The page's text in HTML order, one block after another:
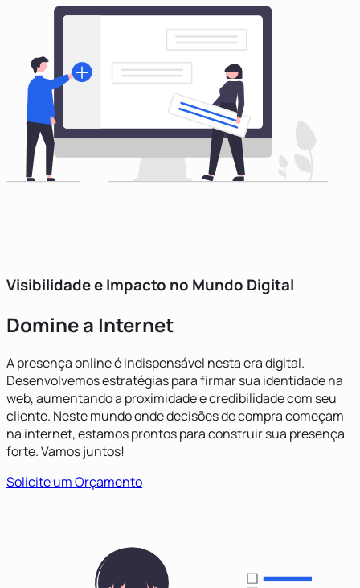
Visibilidade e Impacto no Mundo Digital
Domine a Internet
A presença online é indispensável nesta era digital.
Desenvolvemos estratégias para firmar sua identidade na
web, aumentando a proximidade e credibilidade com seu
cliente. Neste mundo onde decisões de compra começam
na internet, estamos prontos para construir sua presença
forte. Vamos juntos!
Solicite um Orçamento